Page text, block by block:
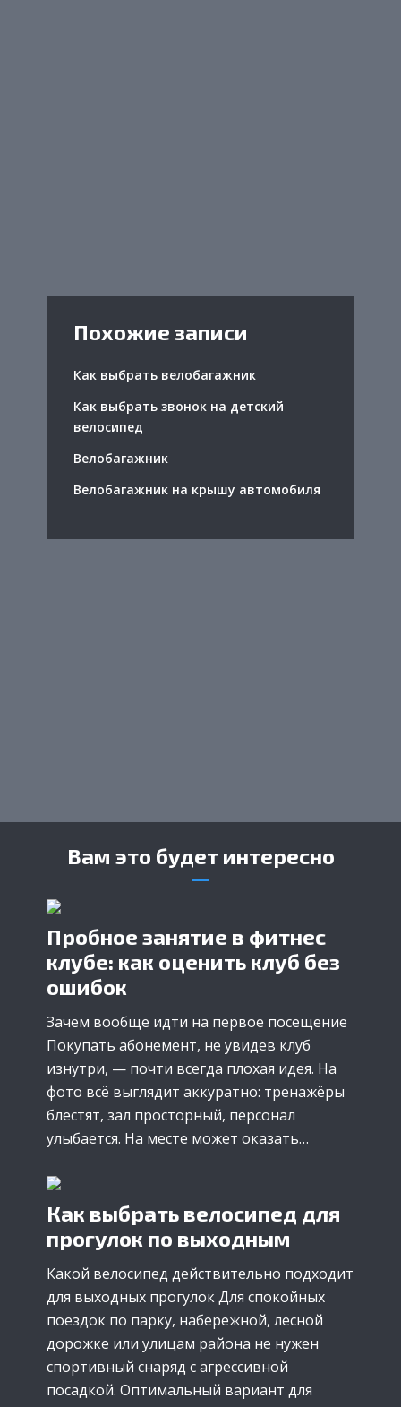
Похожие записи
Как выбрать велобагажник
Как выбрать звонок на детский
велосипед
Велобагажник
Велобагажник на крышу автомобиля
Вам это будет интересно
Пробное занятие в фитнес
клубе: как оценить клуб без
ошибок
Зачем вообще идти на первое посещение
Покупать абонемент, не увидев клуб
изнутри, — почти всегда плохая идея. На
фото всё выглядит аккуратно: тренажёры
блестят, зал просторный, персонал
улыбается. На месте может оказать…
Как выбрать велосипед для
прогулок по выходным
Какой велосипед действительно подходит
для выходных прогулок Для спокойных
поездок по парку, набережной, лесной
дорожке или улицам района не нужен
спортивный снаряд с агрессивной
посадкой. Оптимальный вариант для